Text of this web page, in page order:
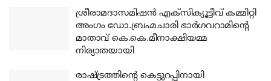
ശ്രീരാമദാസമിഷന്‍ എക്‌സിക്യൂട്ടീവ് കമ്മിറ്റി
അംഗം ഡോ.ബ്രഹ്മചാരി ഭാര്‍ഗവറാമിന്റെ
മാതാവ് കെ.കെ.മീനാക്ഷിയമ്മ
നിര്യാതയായി
രാഷ്ട്രത്തിന്റെ കെട്ടുറപ്പിനായി